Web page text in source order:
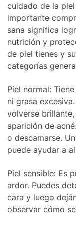
cuidado de la
importante
sana significa
nutrición y
de piel tienes y
categorías
Piel normal:
ni grasa
volverse
aparición de
o descamarse.
puede ayudar a
Piel sensible: Es
ardor. Puedes
cara y luego
observar cómo